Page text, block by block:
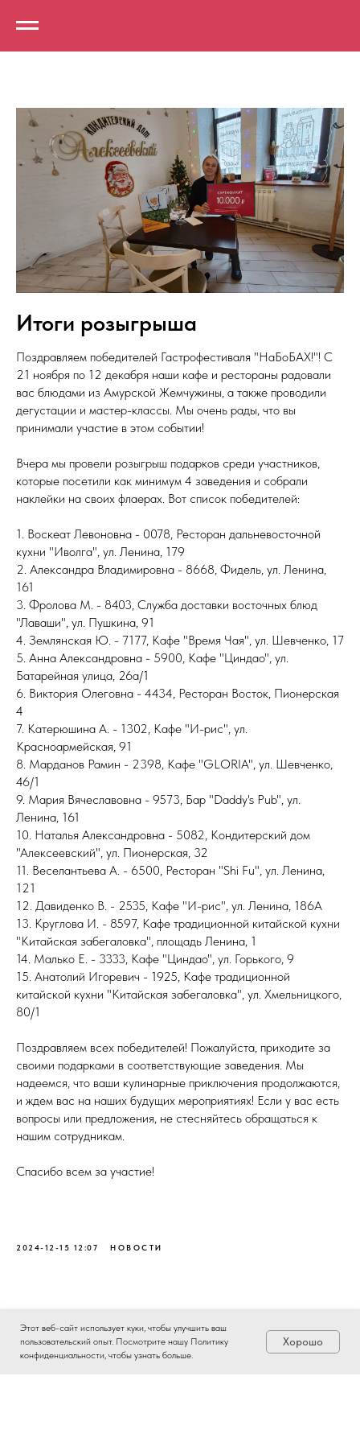
Итоги розыгрыша
Поздравляем победителей Гастрофестиваля "НаБоБАХ!"! С
21 ноября по 12 декабря наши кафе и рестораны радовали
вас блюдами из Амурской Жемчужины, а также проводили
дегустации и мастер-классы. Мы очень рады, что вы
принимали участие в этом событии!
Вчера мы провели розыгрыш подарков среди участников,
которые посетили как минимум 4 заведения и собрали
наклейки на своих флаерах. Вот список победителей:
1. Воскеат Левоновна - 0078, Ресторан дальневосточной
кухни "Иволга", ул. Ленина, 179
2. Александра Владимировна - 8668, Фидель, ул. Ленина,
161
3. Фролова М. - 8403, Служба доставки восточных блюд
"Лаваши", ул. Пушкина, 91
4. Землянская Ю. - 7177, Кафе "Время Чая", ул. Шевченко, 17
5. Анна Александровна - 5900, Кафе "Циндао", ул.
Батарейная улица, 26а/1
6. Виктория Олеговна - 4434, Ресторан Восток, Пионерская
4
7. Катерюшина А. - 1302, Кафе "И-рис", ул.
Красноармейская, 91
8. Марданов Рамин - 2398, Кафе "GLORIA", ул. Шевченко,
46/1
9. Мария Вячеславовна - 9573, Бар "Daddy's Pub", ул.
Ленина, 161
10. Наталья Александровна - 5082, Кондитерский дом
"Алексеевский", ул. Пионерская, 32
11. Веселантьева А. - 6500, Ресторан "Shi Fu", ул. Ленина,
121
12. Давиденко В. - 2535, Кафе "И-рис", ул. Ленина, 186А
13. Круглова И. - 8597, Кафе традиционной китайской кухни
"Китайская забегаловка", площадь Ленина, 1
14. Малько Е. - 3333, Кафе "Циндао", ул. Горького, 9
15. Анатолий Игоревич - 1925, Кафе традиционной
китайской кухни "Китайская забегаловка", ул. Хмельницкого,
80/1
Поздравляем всех победителей! Пожалуйста, приходите за
своими подарками в соответствующие заведения. Мы
надеемся, что ваши кулинарные приключения продолжаются,
и ждем вас на наших будущих мероприятиях! Если у вас есть
вопросы или предложения, не стесняйтесь обращаться к
нашим сотрудникам.
Спасибо всем за участие!
2024-12-15 12:07 НОВОСТИ
Этот веб-сайт использует куки, чтобы улучшить ваш
пользовательский опыт. Посмотрите нашу Политику
конфиденциальности, чтобы узнать больше.
Хорошо